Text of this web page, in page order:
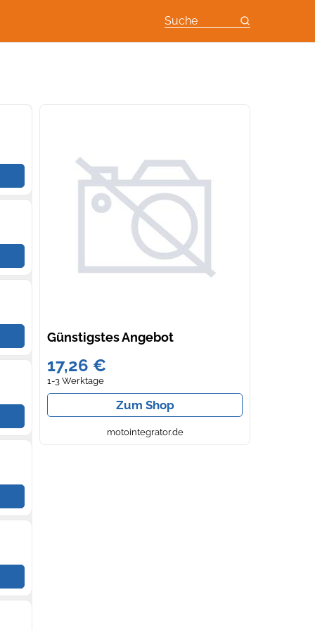
Suche
Günstigstes Angebot
17,26 €
1-3 Werktage
Zum Shop
motointegrator.de